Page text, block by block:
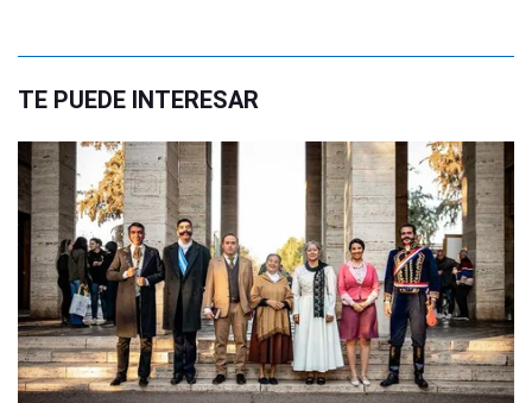
TE PUEDE INTERESAR